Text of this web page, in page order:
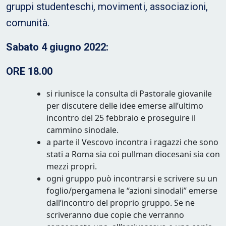
gruppi studenteschi, movimenti, associazioni,
comunità.
Sabato 4 giugno 2022:
ORE 18.00
si riunisce la consulta di Pastorale giovanile
per discutere delle idee emerse all’ultimo
incontro del 25 febbraio e proseguire il
cammino sinodale.
a parte il Vescovo incontra i ragazzi che sono
stati a Roma sia coi pullman diocesani sia con
mezzi propri.
ogni gruppo può incontrarsi e scrivere su un
foglio/pergamena le “azioni sinodali” emerse
dall’incontro del proprio gruppo. Se ne
scriveranno due copie che verranno